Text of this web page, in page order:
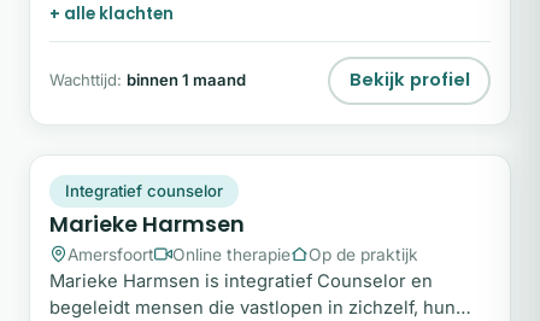
+ alle klachten
Wachttijd: binnen 1 maand Bekijk profiel
MH
Plek beschikbaar
Integratief counselor
Marieke Harmsen
Amersfoort Online therapie Op de praktijk
Marieke Harmsen is integratief Counselor en
begeleidt mensen die vastlopen in zichzelf, hun